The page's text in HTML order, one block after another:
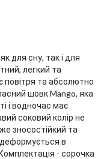
для сну, так і для
легкий та
повітря та абсолютно
шовк Mango, яка
і водночас має
соковий колір не
зносостійкий та
деформується в
- сорочка